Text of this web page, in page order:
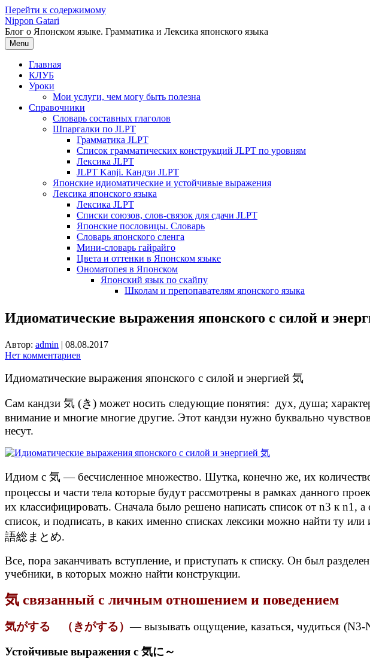
Перейти к содержимому
Nippon Gatari
Блог о Японском языке. Грамматика и Лексика японского языка
Menu
Главная
КЛУБ
Уроки
Мои услуги, чем могу быть полезна
Справочники
Словарь составных глаголов
Шпаргалки по JLPT
Грамматика JLPT
Список грамматических конструкций JLPT по уровням
Лексика JLPT
JLPT Kanji. Кандзи JLPT
Японские идиоматические и устойчивые выражения
Лексика японского языка
Лексика JLPT
Списки союзов, слов-связок для сдачи JLPT
Японские пословицы. Словарь
Словарь японского сленга
Мини-словарь гайрайго
Цвета и оттенки в Японском языке
Ономатопея в Японском
Японский язык по скайпу
Школам и препопавателям японского языка
Идиоматические выражения японского c силой и
Автор: admin | 08.08.2017
Нет комментариев
Идиоматические выражения японского c силой и энергией 気
Сам кандзи 気 (き) может носить следующие понятия: дух, душа;
внимание и многие многие другие. Этот кандзи нужно буквально
несут.
Идиом с 気 — бесчисленное множество. Шутка, конечно же, их
процессы и части тела которые будут рассмотрены в рамках данного
их классифицировать. Сначала было решено написать список от n3 к
список, и подписать, в каких именно списках лексики можно найти ту
語総まとめ.
Все, пора заканчивать вступление, и приступать к списку. Он был
учебники, в которых можно найти конструкции.
気 связанный с личным отношением и поведением
気がする （きがする）— вызывать ощущение, казаться, чудиться (N3-
Устойчивые выражения с 気に～